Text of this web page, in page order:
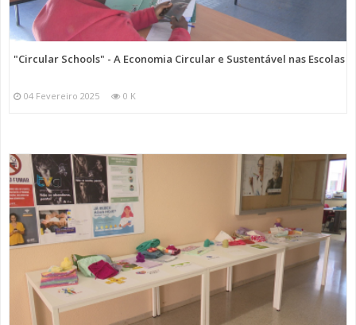
"Circular Schools" - A Economia Circular e Sustentável nas Escolas
04 Fevereiro 2025 0 K